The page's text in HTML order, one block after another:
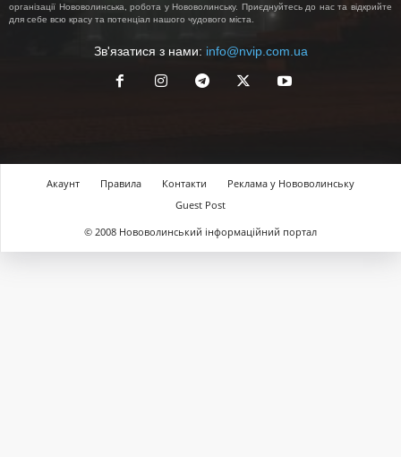
організації Нововолинська, робота у Нововолинську. Приєднуйтесь до нас та відкрийте
для себе всю красу та потенціал нашого чудового міста.
Зв'язатися з нами: info@nvip.com.ua
Акаунт Правила Контакти
Реклама у Нововолинську
Guest Post
© 2008 Нововолинський інформаційний портал